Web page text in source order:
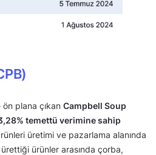
plana çıkan Campbell Soup
temettü verimine sahip
üretimi ve pazarlama alanında
ürünler arasında çorba,